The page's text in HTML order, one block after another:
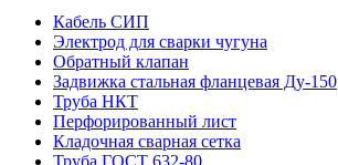
Кабель СИП
Электрод для сварки чугуна
Обратный клапан
Задвижка стальная фланцевая Ду-150
Труба НКТ
Перфорированный лист
Кладочная сварная сетка
Труба ГОСТ 632-80